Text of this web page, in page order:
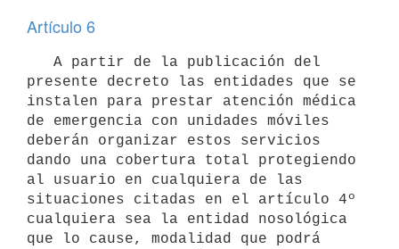
Artículo 6
presente decreto las entidades que se
instalen para prestar atención médica
de emergencia con unidades móviles
deberán organizar estos servicios
dando una cobertura total protegiendo
al usuario en cualquiera de las
situaciones citadas en el artículo 4º
cualquiera sea la entidad nosológica
que lo cause, modalidad que podrá